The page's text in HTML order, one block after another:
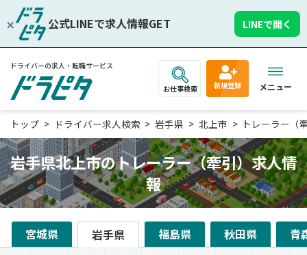
公式LINEで求人情報GET LINEで開く
ドライバーの求人・転職サービス
お仕事検索 新規登録 メニュー
トップ ドライバー求人検索 岩手県 北上市 トレーラー（
岩手県北上市のトレーラー（牽引）求人情
報
宮城県 岩手県 福島県 秋田県 青